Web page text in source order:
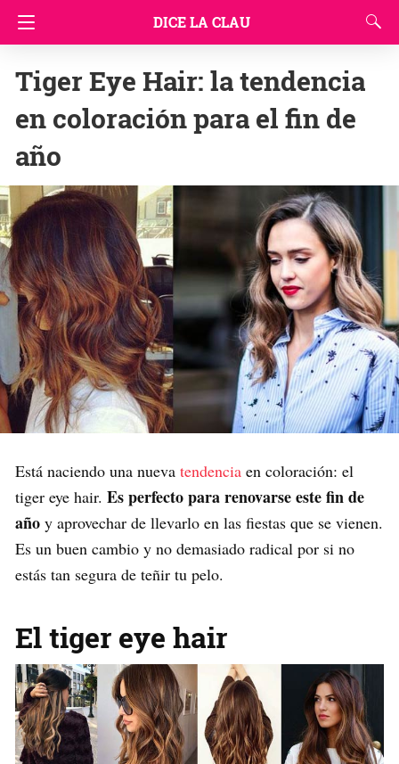
DICE LA CLAU
Tiger Eye Hair: la tendencia
en coloración para el fin de
año
Está naciendo una nueva tendencia en coloración: el
tiger eye hair. Es perfecto para renovarse este fin de
año y aprovechar de llevarlo en las fiestas que se vienen.
Es un buen cambio y no demasiado radical por si no
estás tan segura de teñir tu pelo.
El tiger eye hair